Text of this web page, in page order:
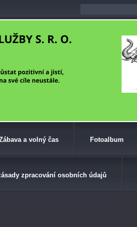
a volný čas Fotoalbum
zpracování osobních údajů